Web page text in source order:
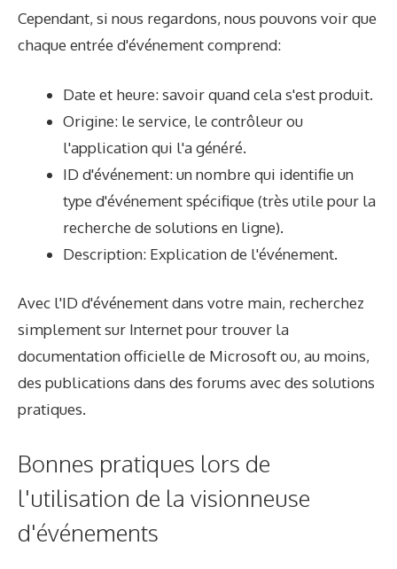
Cependant, si nous regardons, nous pouvons voir que
chaque entrée d'événement comprend:
Date et heure: savoir quand cela s'est produit.
Origine: le service, le contrôleur ou
l'application qui l'a généré.
ID d'événement: un nombre qui identifie un
type d'événement spécifique (très utile pour la
recherche de solutions en ligne).
Description: Explication de l'événement.
Avec l'ID d'événement dans votre main, recherchez
simplement sur Internet pour trouver la
documentation officielle de Microsoft ou, au moins,
des publications dans des forums avec des solutions
pratiques.
Bonnes pratiques lors de
l'utilisation de la visionneuse
d'événements